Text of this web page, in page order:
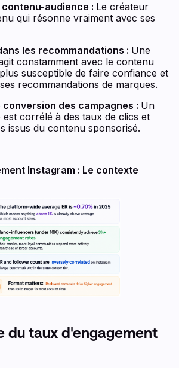
audience : Le créateur
qui résonne vraiment avec ses
les recommandations : Une
constamment avec le contenu
susceptible de faire confiance et
recommandations de marques.
conversion des campagnes : Un
est corrélé à des taux de clics et
issus du contenu sponsorisé.
Instagram : Le contexte
du taux d'engagement